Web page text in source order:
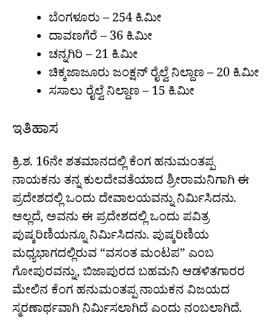
ಬೆಂಗಳೂರು – 254 ಕಿ.ಮೀ
ದಾವಣಗೆರೆ – 36 ಕಿ.ಮೀ
ಚನ್ನಗಿರಿ – 21 ಕಿ.ಮೀ
ಚಿಕ್ಕಜಾಜೂರು ಜಂಕ್ಷನ್ ರೈಲ್ವೆ ನಿಲ್ದಾಣ – 20 ಕಿ.ಮೀ
ಸಸಾಲು ರೈಲ್ವೆ ನಿಲ್ದಾಣ – 15 ಕಿ.ಮೀ
ಇತಿಹಾಸ
ಕ್ರಿ.ಶ. 16ನೇ ಶತಮಾನದಲ್ಲಿ ಕೆಂಗ ಹನುಮಂತಪ್ಪ
ನಾಯಕನು ತನ್ನ ಕುಲದೇವತೆಯಾದ ಶ್ರೀರಾಮನಿಗಾಗಿ ಈ
ಪ್ರದೇಶದಲ್ಲಿ ಒಂದು ದೇವಾಲಯವನ್ನು ನಿರ್ಮಿಸಿದನು.
ಅಲ್ಲದೆ, ಅವನು ಈ ಪ್ರದೇಶದಲ್ಲಿ ಒಂದು ಪವಿತ್ರ
ಪುಷ್ಕರಿಣಿಯನ್ನೂ ನಿರ್ಮಿಸಿದನು. ಪುಷ್ಕರಿಣಿಯ
ಮಧ್ಯಭಾಗದಲ್ಲಿರುವ “ವಸಂತ ಮಂಟಪ” ಎಂಬ
ಗೋಪುರವನ್ನು, ಬಿಜಾಪುರದ ಬಹಮನಿ ಆಡಳಿತಗಾರರ
ಮೇಲಿನ ಕೆಂಗ ಹನುಮಂತಪ್ಪ ನಾಯಕನ ವಿಜಯದ
ಸ್ಮರಣಾರ್ಥವಾಗಿ ನಿರ್ಮಿಸಲಾಗಿದೆ ಎಂದು ನಂಬಲಾಗಿದೆ.